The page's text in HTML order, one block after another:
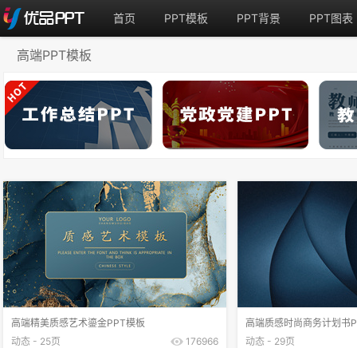
首页 PPT模板 PPT背景 PPT图表
高端PPT模板
高端精美质感艺术鎏金PPT模板
动态 - 25页
176966
高端质感时尚商务计划书
动态 - 29页